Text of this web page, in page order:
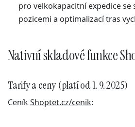
pro velkokapacitní expedice se
pozicemi a optimalizací tras
Nativní skladové funkce
Tarify a ceny (platí od 1. 9. 2025)
CeníkShoptet.cz/cenik: